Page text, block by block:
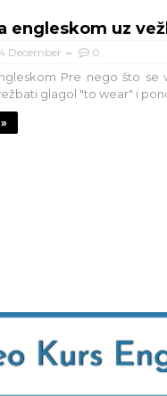
engleskom uz
December 0
Pre nego što se
glagol "to wear" i